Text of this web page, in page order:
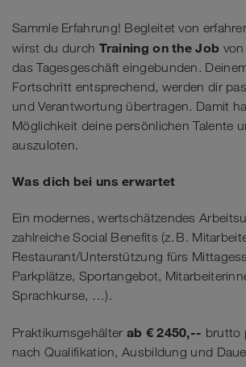
Sammle Erfahrung! Begleitet von
wirst du durch Training on the Job
das Tagesgeschäft eingebunden.
Fortschritt entsprechend, werden dir
und Verantwortung übertragen. Damit
Möglichkeit deine persönlichen Talente
auszuloten.
Was dich bei uns erwartet
Ein modernes, wertschätzendes
zahlreiche Social Benefits (z. B.
Restaurant/Unterstützung fürs
Parkplätze, Sportangebot,
Sprachkurse, …).
Praktikumsgehälter ab € 2450,-- brutto
nach Qualifikation, Ausbildung und